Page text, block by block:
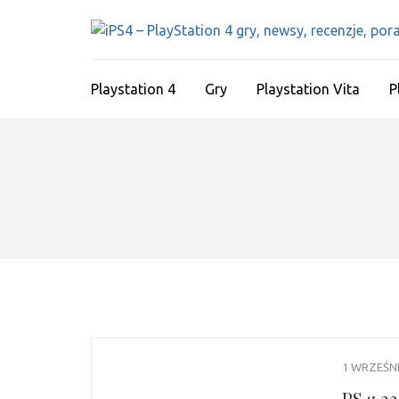
Playstation 4 Gry Playstation Vita
1